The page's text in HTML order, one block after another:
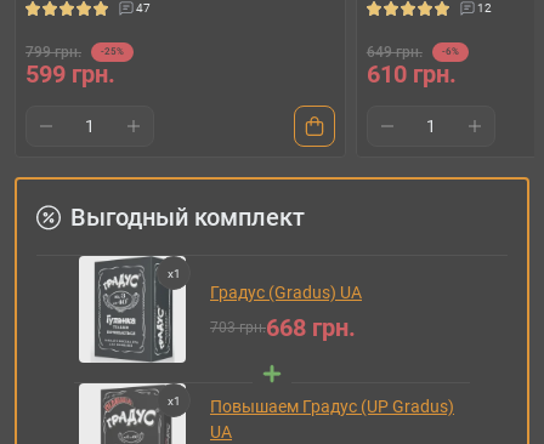
47
799 грн. -25%
599 грн.
12
649 грн. -6%
610 грн.
Выгодный комплект
x1
Градус (Gradus) UA
703 грн.668 грн.
x1
Повышаем Градус (UP Gradus)
UA